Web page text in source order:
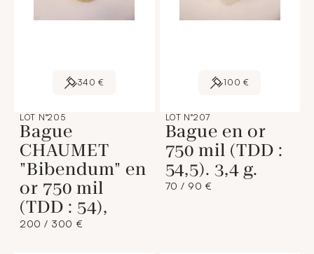
340 €
LOT N°205
Bague
CHAUMET
"Bibendum" en
or 750 mil
(TDD : 54),
200 / 300 €
100 €
LOT N°207
Bague en or
750 mil (TDD :
54,5). 3,4 g.
70 / 90 €